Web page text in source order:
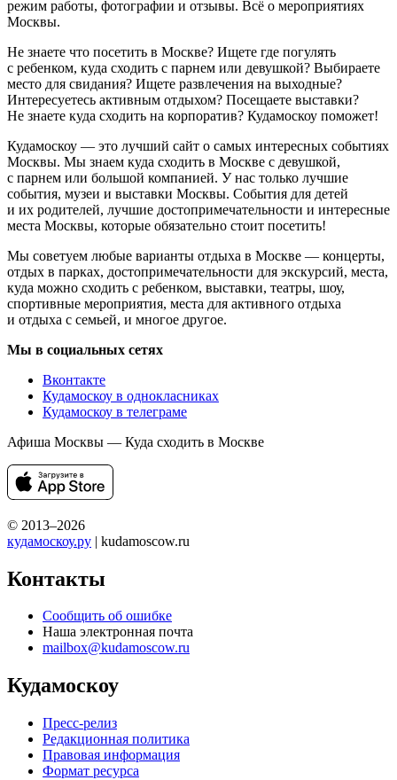
режим работы, фотографии и отзывы. Всё о мероприятиях
Москвы.
Не знаете что посетить в Москве? Ищете где погулять
с ребенком, куда сходить с парнем или девушкой? Выбираете
место для свидания? Ищете развлечения на выходные?
Интересуетесь активным отдыхом? Посещаете выставки?
Не знаете куда сходить на корпоратив? Кудамоскоу поможет!
Кудамоскоу — это лучший сайт о самых интересных событиях
Москвы. Мы знаем куда сходить в Москве с девушкой,
с парнем или большой компанией. У нас только лучшие
события, музеи и выставки Москвы. События для детей
и их родителей, лучшие достопримечательности и интересные
места Москвы, которые обязательно стоит посетить!
Мы советуем любые варианты отдыха в Москве — концерты,
отдых в парках, достопримечательности для экскурсий, места,
куда можно сходить с ребенком, выставки, театры, шоу,
спортивные мероприятия, места для активного отдыха
и отдыха с семьей, и многое другое.
Мы в социальных сетях
Вконтакте
Кудамоскоу в однокласниках
Кудамоскоу в телеграме
Афиша Москвы — Куда сходить в Москве
© 2013–2026
кудамоскоу.ру | kudamoscow.ru
Контакты
Сообщить об ошибке
Наша электронная почта
mailbox@kudamoscow.ru
Кудамоскоу
Пресс-релиз
Редакционная политика
Правовая информация
Формат ресурса